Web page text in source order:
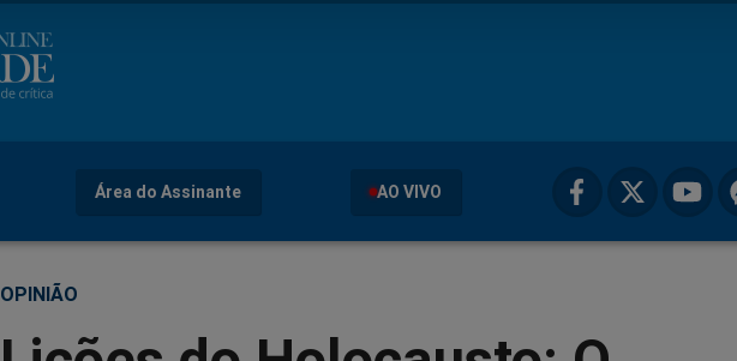
Área do Assinante AO VIVO
OPINIÃO